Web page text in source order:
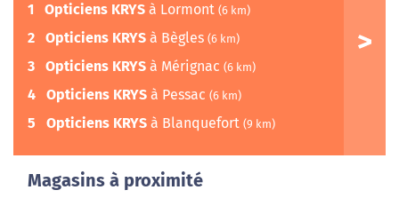
1 Opticiens KRYS à Lormont (6 km)
2 Opticiens KRYS à Bègles (6 km)
3 Opticiens KRYS à Mérignac (6 km)
4 Opticiens KRYS à Pessac (6 km)
5 Opticiens KRYS à Blanquefort (9 km)
Magasins à proximité